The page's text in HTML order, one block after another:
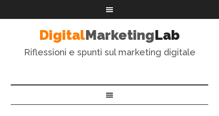
DigitalMarketingLab
Riflessioni e spunti sul marketing digitale